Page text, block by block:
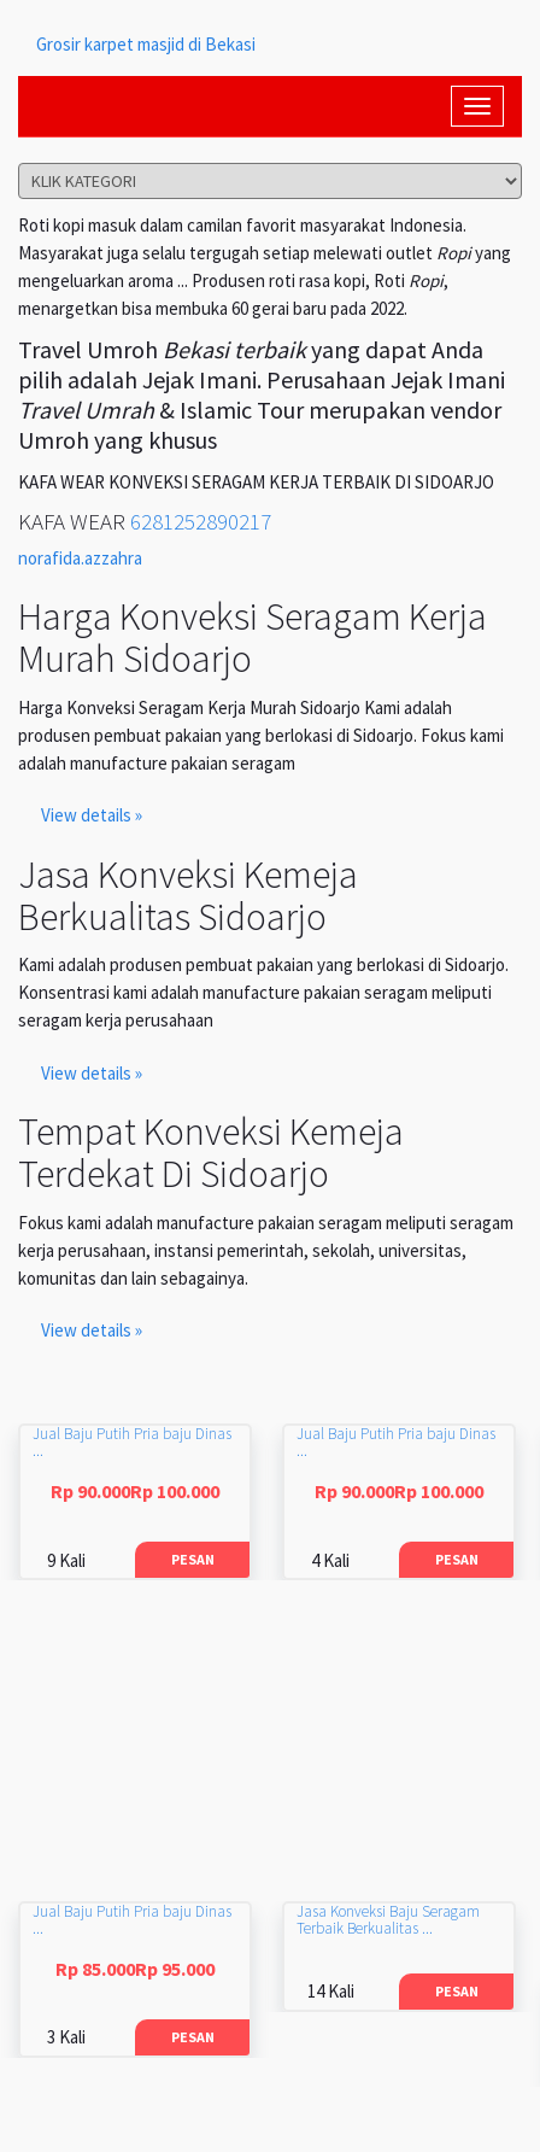
Grosir karpet masjid di Bekasi
Toggle
Roti kopi masuk dalam camilan favorit masyarakat Indonesia.
Masyarakat juga selalu tergugah setiap melewati outlet Ropiyang
mengeluarkan aroma ... Produsen roti rasa kopi, Roti Ropi,
menargetkan bisa membuka 60 gerai baru pada 2022.
Travel Umroh Bekasi terbaikyang dapat Anda
pilih adalah Jejak Imani. Perusahaan Jejak Imani
Travel Umrah& Islamic Tour merupakan vendor
Umroh yang khusus
KAFA WEAR KONVEKSI SERAGAM KERJA TERBAIK DI SIDOARJO
KAFA WEAR 6281252890217
norafida.azzahra
Harga Konveksi Seragam Kerja
Murah Sidoarjo
Harga Konveksi Seragam Kerja Murah Sidoarjo Kami adalah
produsen pembuat pakaian yang berlokasi di Sidoarjo. Fokus kami
adalah manufacture pakaian seragam
View details »
Jasa Konveksi Kemeja
Berkualitas Sidoarjo
Kami adalah produsen pembuat pakaian yang berlokasi di Sidoarjo.
Konsentrasi kami adalah manufacture pakaian seragam meliputi
seragam kerja perusahaan
View details »
Tempat Konveksi Kemeja
Terdekat Di Sidoarjo
Fokus kami adalah manufacture pakaian seragam meliputi seragam
kerja perusahaan, instansi pemerintah, sekolah, universitas,
komunitas dan lain sebagainya.
View details »
Jual Baju Putih Pria baju Dinas
...
Rp 90.000Rp 100.000
9 Kali PESAN
Jual Baju Putih Pria baju Dinas
...
Rp 90.000Rp 100.000
4 Kali PESAN
Jual Baju Putih Pria baju Dinas
...
Rp 85.000Rp 95.000
3 Kali PESAN
Jasa Konveksi Baju Seragam
Terbaik Berkualitas ...
14 Kali PESAN